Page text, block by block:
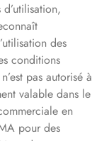
des
conditions
pas autorisé à
valable dans le
en
pour des